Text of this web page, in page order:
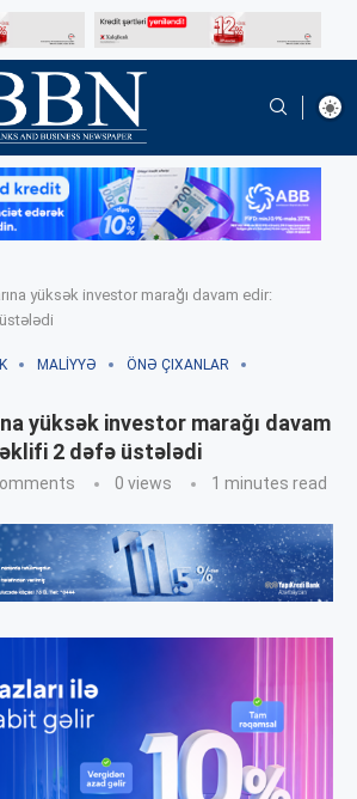
yüksək investor marağı davam edir:
MALIYYƏ
ÖNƏ ÇIXANLAR
yüksək investor marağı davam
2 dəfə üstələdi
0 views 1 minutes read